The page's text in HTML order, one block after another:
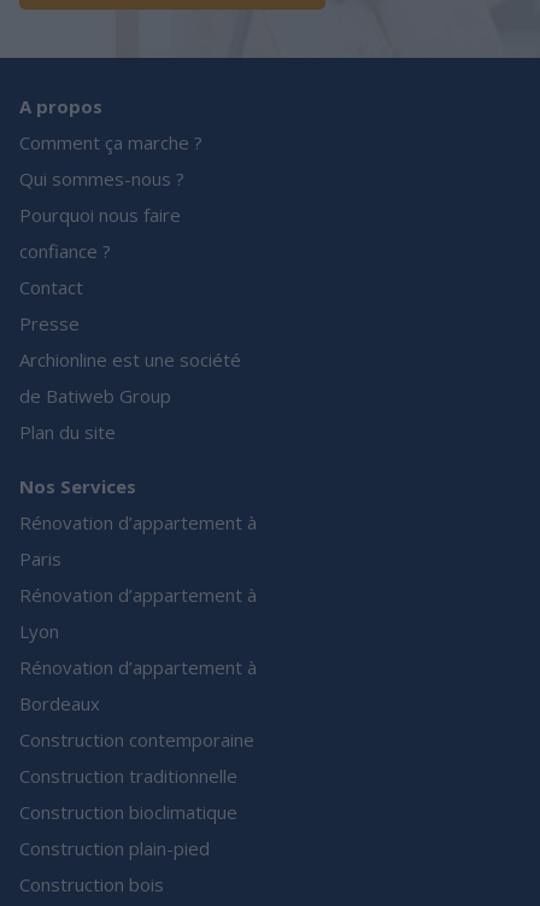
A propos
Comment ça marche ?
Qui sommes-nous ?
Pourquoi nous faire
confiance ?
Contact
Presse
Archionline est une société
de Batiweb Group
Plan du site
Nos Services
Rénovation d’appartement à
Paris
Rénovation d’appartement à
Lyon
Rénovation d’appartement à
Bordeaux
Construction contemporaine
Construction traditionnelle
Construction bioclimatique
Construction plain-pied
Construction bois